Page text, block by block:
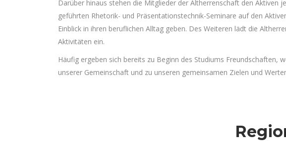
Darüber hinaus stehen die Mitglieder der Altherrenschaft den Aktiven
geführten Rhetorik- und Präsentationstechnik-Seminare auf den
Einblick in ihren beruflichen Alltag geben. Des Weiteren lädt die
Aktivitäten ein.
Häufig ergeben sich bereits zu Beginn des Studiums Freundschaften,
unserer Gemeinschaft und zu unseren gemeinsamen Zielen und